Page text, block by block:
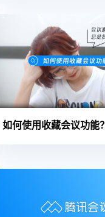
如何使用收藏会议功能？